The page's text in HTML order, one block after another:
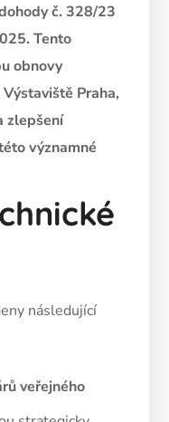
č. 328/23
Tento
obnovy
Praha,
zlepšení
významné
následující
veřejného